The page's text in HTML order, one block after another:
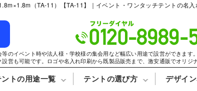
（TA-11）【TA-11】｜イベント・ワンタッチテントの名
のイベント時や法人様・学校様の集会用など幅広い用途で設営ができます
営も可能です。ロゴや名入れ印刷から既製品販売まで、激安通販でオリ
ントの用途一覧 テントの選び方 デザイ